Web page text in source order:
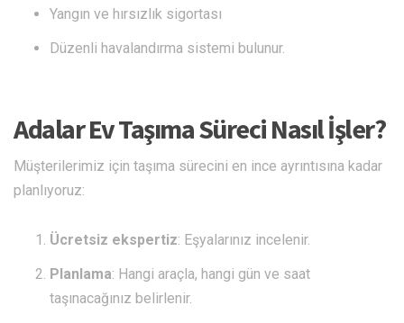
Yangın ve hırsızlık sigortası
Düzenli havalandırma sistemi bulunur.
Adalar Ev Taşıma Süreci Nasıl İşler?
Müşterilerimiz için taşıma sürecini en ince ayrıntısına kadar
planlıyoruz:
Ücretsiz ekspertiz: Eşyalarınız incelenir.
Planlama: Hangi araçla, hangi gün ve saat
taşınacağınız belirlenir.